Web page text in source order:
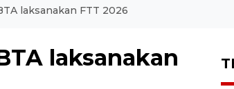
laksanakan FTT 2026
laksanakan